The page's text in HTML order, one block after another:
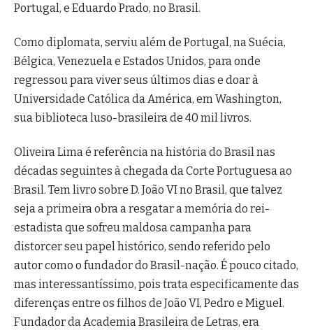
Portugal, e Eduardo Prado, no Brasil.
Como diplomata, serviu além de Portugal, na Suécia,
Bélgica, Venezuela e Estados Unidos, para onde
regressou para viver seus últimos dias e doar à
Universidade Católica da América, em Washington,
sua biblioteca luso-brasileira de 40 mil livros.
Oliveira Lima é referência na história do Brasil nas
décadas seguintes à chegada da Corte Portuguesa ao
Brasil. Tem livro sobre D. João VI no Brasil, que talvez
seja a primeira obra a resgatar a memória do rei-
estadista que sofreu maldosa campanha para
distorcer seu papel histórico, sendo referido pelo
autor como o fundador do Brasil-nação. É pouco citado,
mas interessantíssimo, pois trata especificamente das
diferenças entre os filhos de João VI, Pedro e Miguel.
Fundador da Academia Brasileira de Letras, era